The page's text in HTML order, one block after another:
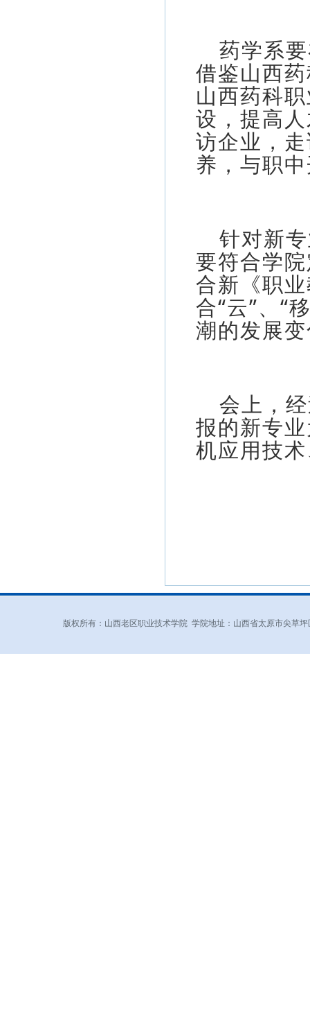
药学系
借鉴山西
山西药科
设，提高
访企业，
养，与职
针对新
要符合学
合新《职
合“云”、“
潮的发展
会上，
报的新专
机应用技
版权所有：山西老区职业技术学院 学院地址：山西省太原市尖草